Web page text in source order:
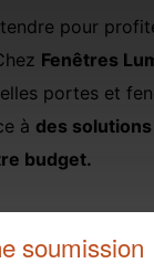
pour
Fenêtres
portes et
à des
budget.
soumission